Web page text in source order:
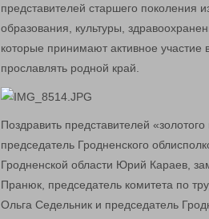
представителей старшего
образования, культуры,
которые принимают активное
прославлять родной край.
Поздравить представителей
председатель Гродненского
Гродненской области Юрий Караев,
Пранюк, председатель комитета по
Ольга Седельник и председатель